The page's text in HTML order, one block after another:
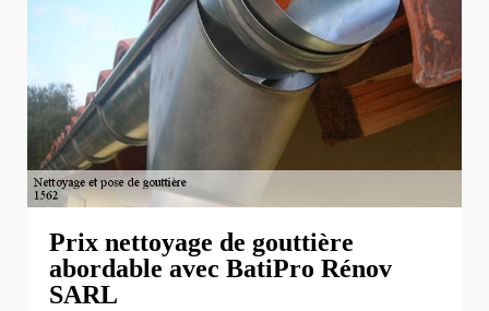
Prix nettoyage de gouttière
abordable avec BatiPro Rénov
SARL